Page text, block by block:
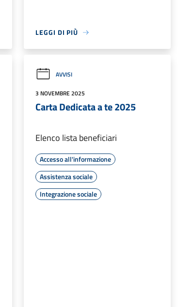
LEGGI DI PIÙ
AVVISI
3 NOVEMBRE 2025
Carta Dedicata a te 2025
Elenco lista beneficiari
Accesso all'informazione
Assistenza sociale
Integrazione sociale